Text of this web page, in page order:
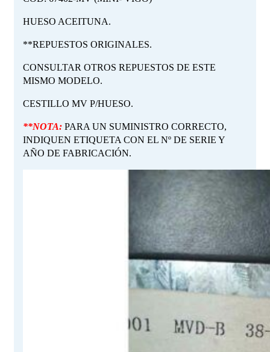
HUESO ACEITUNA.
**REPUESTOS ORIGINALES.
CONSULTAR OTROS REPUESTOS DE ESTE
MISMO MODELO.
CESTILLO MV P/HUESO.
**NOTA: PARA UN SUMINISTRO CORRECTO,
INDIQUEN ETIQUETA CON EL Nº DE SERIE Y
AÑO DE FABRICACIÓN.